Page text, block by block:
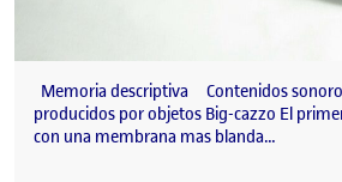
Memoria descriptiva Contenidos
producidos por objetos Big-cazzo El
con una membrana mas blanda…